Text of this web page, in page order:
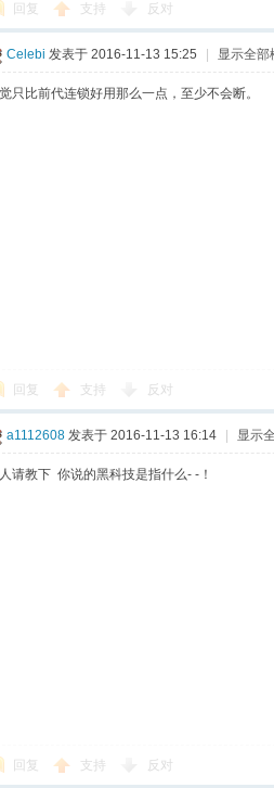
回复 支持 反对
Celebi 发表于 2016-11-13 15:25 | 显示全部
只比前代连锁好用那么一点，至少不会断。
回复 支持 反对
a1112608 发表于 2016-11-13 16:14 | 显示
请教下 你说的黑科技是指什么- -！
回复 支持 反对